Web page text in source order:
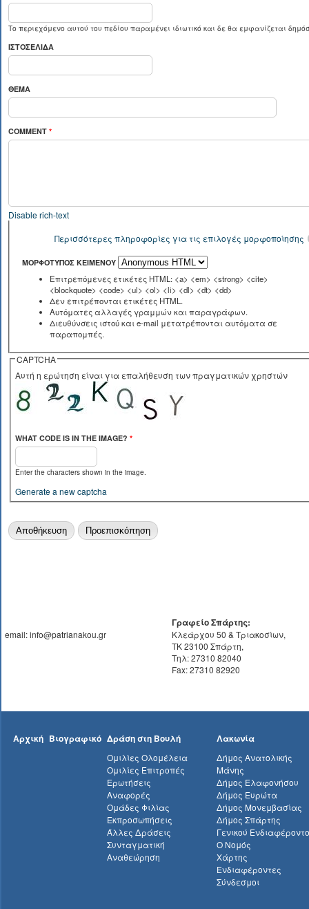
Το περιεχόμενο αυτού του πεδίου παραμένει ιδιωτικό και δε θα εμφανίζεται
ΙΣΤΟΣΕΛΊΔΑ
ΘΈΜΑ
COMMENT *
Disable rich-text
Περισσότερες πληροφορίες για τις επιλογές μορφοποίησης
ΜΟΡΦΌΤΥΠΟΣ ΚΕΙΜΈΝΟΥ
Επιτρεπόμενες ετικέτες HTML: <a> <em> <strong> <cite>
<blockquote> <code> <ul> <ol> <li> <dl> <dt> <dd>
Δεν επιτρέπονται ετικέτες HTML.
Αυτόματες αλλαγές γραμμών και παραγράφων.
Διευθύνσεις ιστού και e-mail μετατρέπονται αυτόματα σε
παραπομπές.
CAPTCHA
Αυτή η ερώτηση είναι για επαλήθευση των πραγματικών χρηστών
WHAT CODE IS IN THE IMAGE? *
Enter the characters shown in the image.
Generate a new captcha
email: info@patrianakou.gr
Γραφείο Σπάρτης:
Κλεάρχου 50 & Τριακοσίων,
ΤΚ 23100 Σπάρτη,
Τηλ: 27310 82040
Fax: 27310 82920
Αρχική Βιογραφικό Δράση στη Βουλή
Ομιλίες Ολομέλεια
Ομιλίες Επιτροπές
Ερωτήσεις
Αναφορές
Ομάδες Φιλίας
Εκπροσωπήσεις
Άλλες Δράσεις
Συνταγματική
Αναθεώρηση
Λακωνία
Δήμος Ανατολικής
Μάνης
Δήμος Ελαφονήσου
Δήμος Ευρώτα
Δήμος Μονεμβασίας
Δήμος Σπάρτης
Γενικού
Ο Νομός
Χάρτης
Ενδιαφέροντες
Σύνδεσμοι